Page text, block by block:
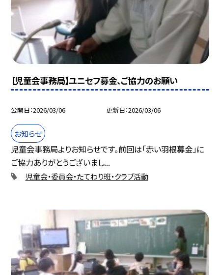
【児童会事務局】ユニセフ募金、ご協力のお願い
公開日 2026/03/06 更新日 2026/03/06
お知らせ
児童会事務局よりお知らせです。前回は「赤い羽根募金」に
ご協力ありがとうございまし...
児童会・委員会・たてわり班・クラブ活動